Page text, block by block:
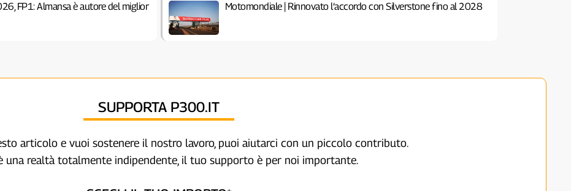
FP1: Almansa è autore del miglior
Motomondiale | Rinnovato l’accordo con Silverstone fino al 2028
SUPPORTA P300.IT
articolo e vuoi sostenere il nostro lavoro, puoi aiutarci con un piccolo contributo.
una realtà totalmente indipendente, il tuo supporto è per noi importante.